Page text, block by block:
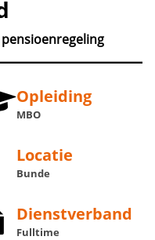
Opleiding
MBO
Locatie
Bunde
Dienstverband
Fulltime